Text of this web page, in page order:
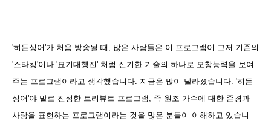
'히든싱어'가 처음 방송될 때, 많은 사람들은 이 프로그램이 그저 기존의
'스타킹'이나 '묘기대행진' 처럼 신기한 기술의 하나로 모창능력을 보여
주는 프로그램이라고 생각했습니다. 지금은 많이 달라졌습니다. '히든
싱어'야 말로 진정한 트리뷰트 프로그램, 즉 원조 가수에 대한 존경과
사랑을 표현하는 프로그램이라는 것을 많은 분들이 이해하고 있습니